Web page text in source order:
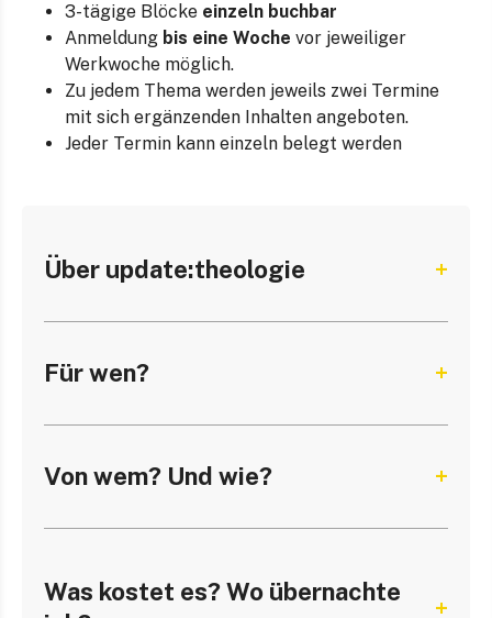
3-tägige Blöcke einzeln buchbar
Anmeldung bis eine Wochevor jeweiliger
Werkwoche möglich.
Zu jedem Thema werden jeweils zwei Termine
mit sich ergänzenden Inhalten angeboten.
Jeder Termin kann einzeln belegt werden
Über update:theologie
Für wen?
Von wem? Und wie?
Was kostet es? Wo übernachte